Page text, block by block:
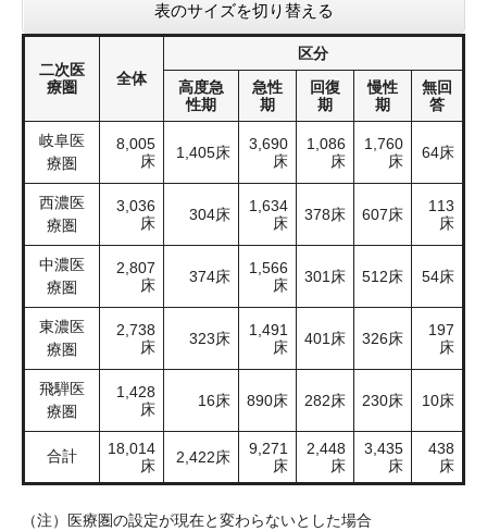
表のサイズを切り替える
二次医
療圏
全体
区分
高度急
性期
急性
期
回復
期
慢性
期
無回
答
岐阜医
療圏
8,005
床
1,405床
3,690
床
1,086
床
1,760
床
64床
西濃医
療圏
3,036
床
304床
1,634
床
378床 607床
113
床
中濃医
療圏
2,807
床
374床
1,566
床
301床 512床 54床
東濃医
療圏
2,738
床
323床
1,491
床
401床 326床
197
床
飛騨医
療圏
1,428
床
16床 890床 282床 230床 10床
合計
18,014
床
2,422床
9,271
床
2,448
床
3,435
床
438
床
（注）医療圏の設定が現在と変わらないとした場合